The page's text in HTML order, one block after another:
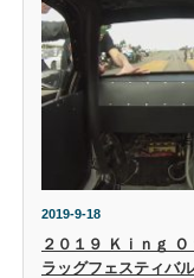
2019-9-18
２０１９ Ｋｉｎｇ
ラッグフェスティバ